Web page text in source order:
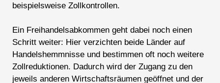
beispielsweise Zollkontrollen.
Ein Freihandelsabkommen geht dabei noch einen
Schritt weiter: Hier verzichten beide Länder auf
Handelshemmnisse und bestimmen oft noch weitere
Zollreduktionen. Dadurch wird der Zugang zu den
jeweils anderen Wirtschaftsräumen geöffnet und der